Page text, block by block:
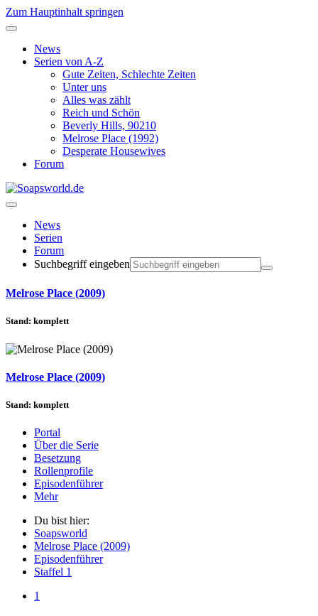
Zum Hauptinhalt springen
News
Serien von A-Z
Gute Zeiten, Schlechte Zeiten
Unter uns
Alles was zählt
Reich und Schön
Beverly Hills, 90210
Melrose Place (1992)
Desperate Housewives
Forum
News
Serien
Forum
Suchbegriff eingeben
Melrose Place (2009)
Stand: komplett
Melrose Place (2009)
Stand: komplett
Portal
Über die Serie
Besetzung
Rollenprofile
Episodenführer
Mehr
Du bist hier:
Soapsworld
Melrose Place (2009)
Episodenführer
Staffel 1
1